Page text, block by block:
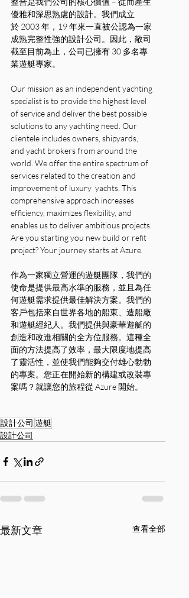
優雅和深思熟慮的設計。我們成立
於 2003 年，19 年來一直被公認為一家
成熟完整性強的設計公司。因此，敞司
截至目前為止，公司已擁有 30 多名專
業遊艇專家。
Our mission as an independent yachting
specialist is to provide the highest level
of service and deliver the best possible
solutions to any yachting need. Our
clientele includes owners, shipyards,
and yacht brokers from around the
world. We offer the entire spectrum of
services related to the creation and
improvement of luxury  yachts. This
comprehensive approach increases
efficiency, maximizes flexibility, and
enables us to deliver ambitious projects.
Are you starting you new build or refit
project? Your journey starts at Azure.
作為一家獨立營運的遊艇團隊，我們的
使命是提供最高水準的服務，並且為任
何遊艇需求提供最佳解決方案。我們的
客戶包括來自世界各地的船東、造船廠
和遊艇經紀人。我們提供與豪華遊艇的
創造和改進相關的全方位服務。這種全
面的方法提高了效率，最大限度地提高
了靈活性，並使我們能夠交付雄心勃勃
的專案。您正在開始新的構建或改裝專
案嗎？就讓您的旅程從 Azure 開始。
設計公司 遊艇
設計公司
最新文章 查看全部